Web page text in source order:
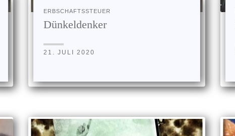
ERBSCHAFTSSTEUER
Dünkeldenker
21. JULI 2020